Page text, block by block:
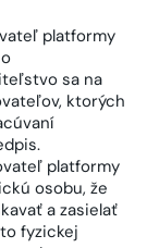
platformy
sa na
ktorých
platformy
osobu, že
a zasielať
fyzickej